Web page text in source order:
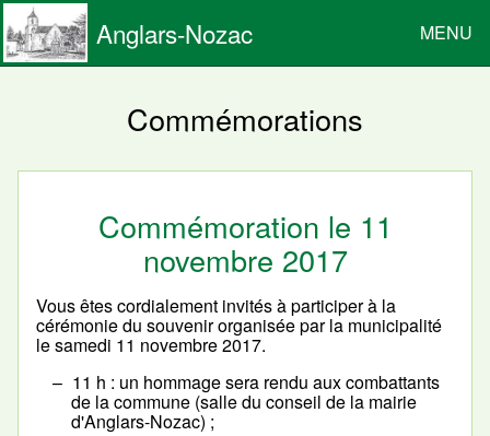
Anglars-Nozac MENU
Commémorations
Commémoration le 11
novembre 2017
Vous êtes cordialement invités à participer à la
cérémonie du souvenir organisée par la municipalité
le samedi 11 novembre 2017.
11 h : un hommage sera rendu aux combattants
de la commune (salle du conseil de la mairie
d'Anglars-Nozac) ;